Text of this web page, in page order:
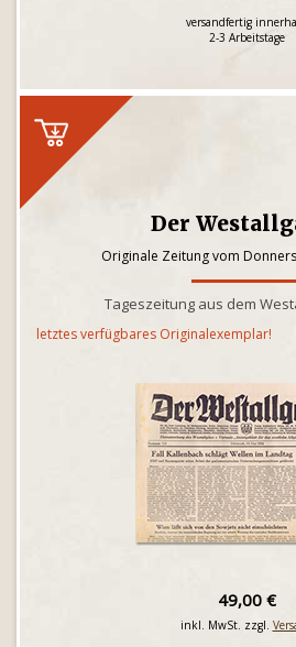
versandfertig
2-3 Arbeitstage
Der
Originale Zeitung vom
Tageszeitung aus dem
letztes verfügbares Originalexemplar!
49,00 €
inkl. MwSt. zzgl.